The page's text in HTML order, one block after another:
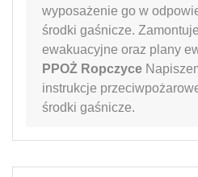
wyposażenie go w
środki gaśnicze.
ewakuacyjne oraz plany
PPOŻ Ropczyce
instrukcje
środki gaśnicze.